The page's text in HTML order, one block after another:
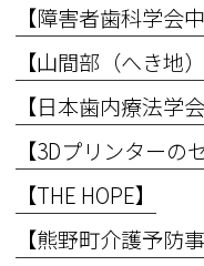
【障害者歯科学会
【山間部（へき地
【日本歯内療法学
【3Dプリンターの
【THE HOPE】